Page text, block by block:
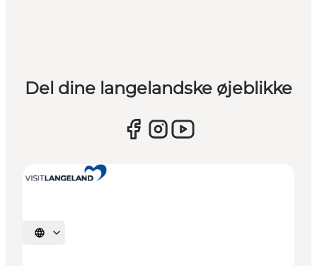
Del dine langelandske øjeblikke
Vælg sprog